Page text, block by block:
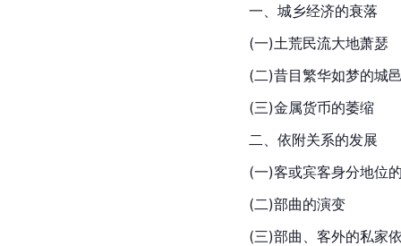
一、城乡经济的衰落
(一)土荒民流大地萧瑟
(二)昔目繁华如梦的城
(三)金属货币的萎缩
二、依附关系的发展
(一)客或宾客身分地位
(二)部曲的演变
(三)部曲、客外的私家